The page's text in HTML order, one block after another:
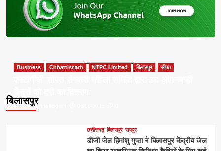
बिलासपुर
Business Chhattisgarh NTPC Limited बिलासपुर सीपत
Apna Chhattisgarh
छत्तीसगढ़ बिलासपुर रायपुर
डीजी जेल हिमांशु गुप्ता ने बिलासपुर केंद्रीय जेल